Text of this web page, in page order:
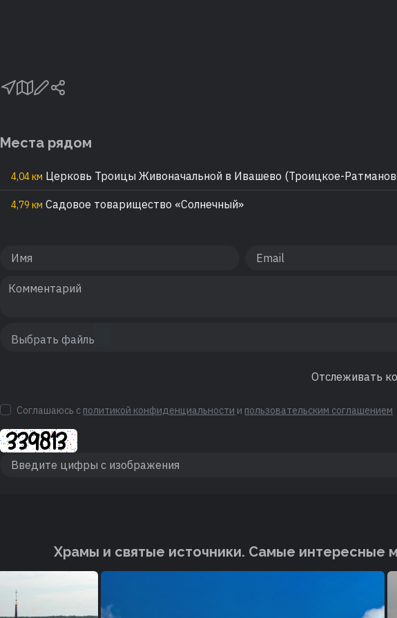
Места рядом
4,04 км Церковь Троицы Живоначальной в Ивашево (Троицкое-
4,79 км Садовое товарищество «Солнечный»
Отслеживать
Соглашаюсь с политикой конфиденциальности и пользовательским соглашением
Храмы и святые источники. Cамые интересные